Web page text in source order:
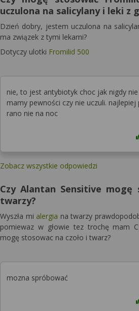
uczulona na salicylany i leki z
Dzień dobry, jestem uczulona na
ma związek z tymi lekami?
Dotyczy ulotki Fromilid 500
nie, to jest antybiotyk choc jak nigdy
mamy pewności czy nie uczuli.
rano nie na noc
Zobacz wszystkie odpowiedzi
Czy Alantan Sensitive
twarzy?
Wyszła mi alergia na twarzy
pomiewaz w głowie tez trochę mam
mogę stosowac na czoło i twarz?
mozna spróbować